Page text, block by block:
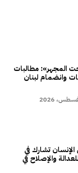
المجهر»: مطالبات
وانضمام لبنان
الإنسان تشارك في
والإصلاح في